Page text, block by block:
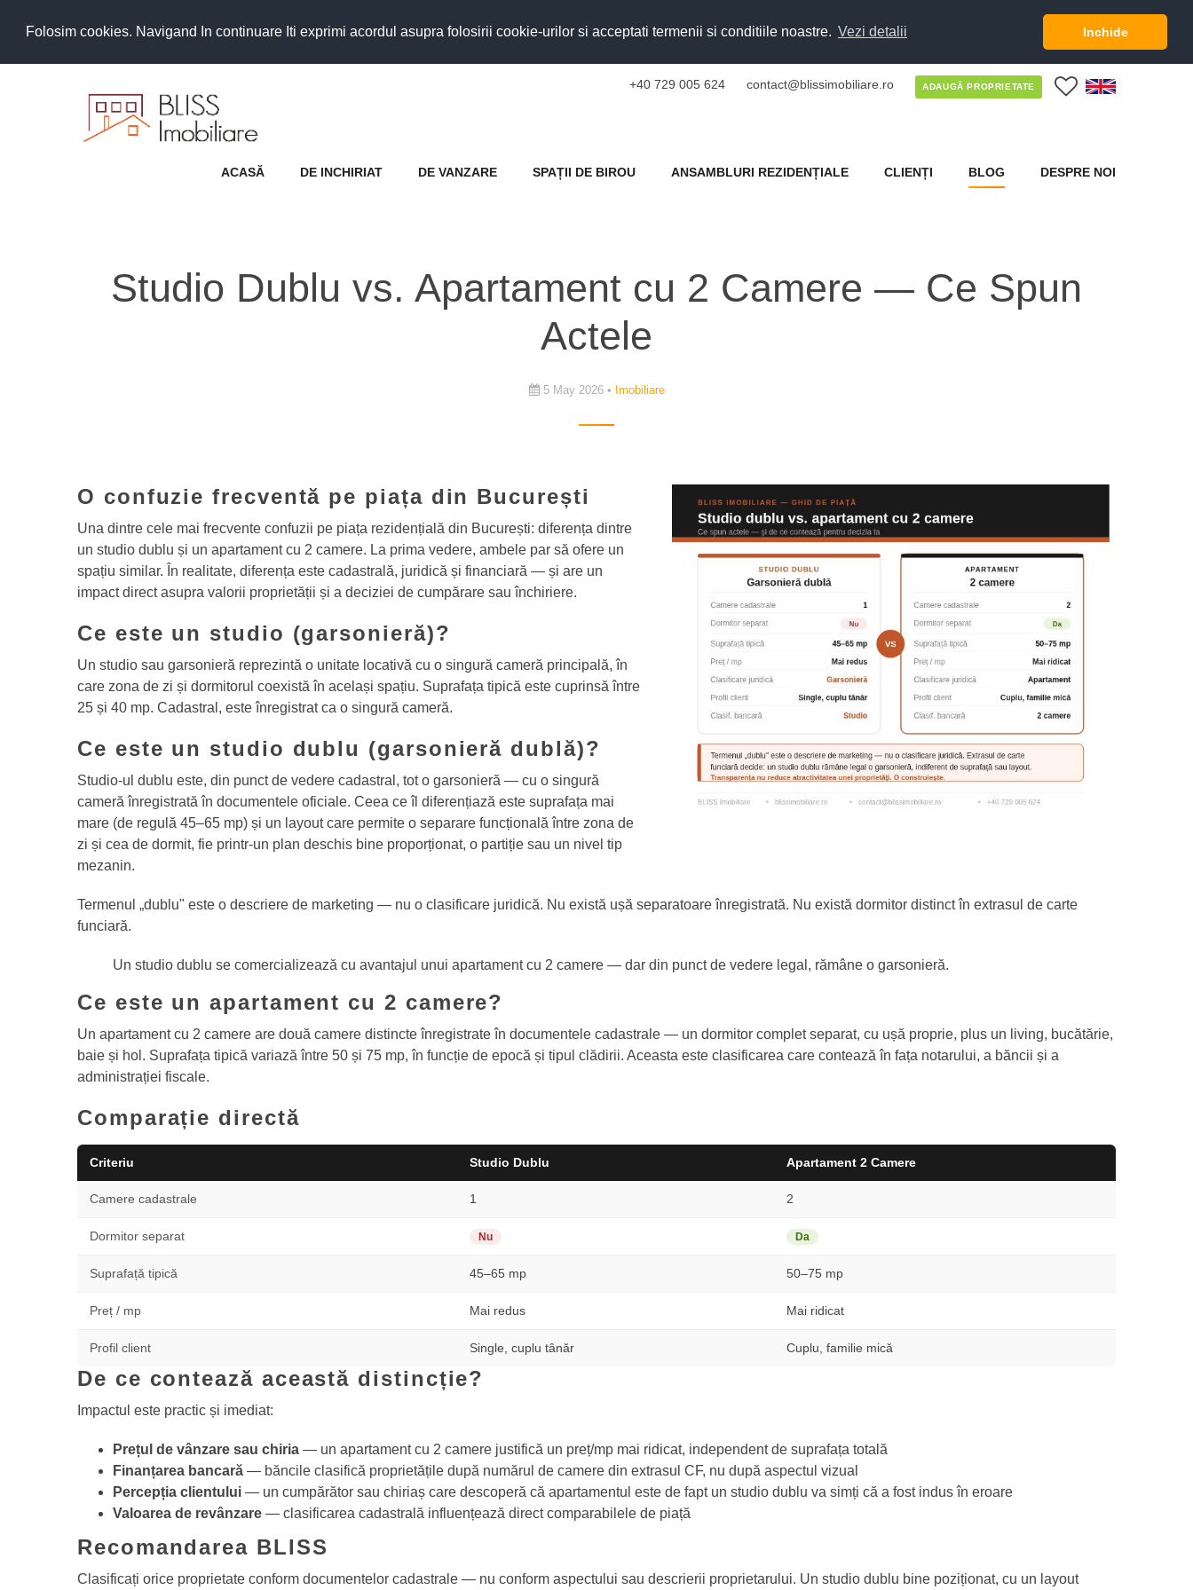
Folosim cookies. Navigand In continuare Iti exprimi acordul asupra folosirii cookie-urilor si acceptati termenii si conditiile noastre. Vezi detalii Inchide
+40 729 005 624 contact@blissimobiliare.ro ADAUGĂ PROPRIETATE
ACASĂ DE INCHIRIAT DE VANZARE SPAȚII DE BIROU ANSAMBLURI REZIDENȚIALE CLIENȚI BLOG DESPRE NOI
Studio Dublu vs. Apartament cu 2 Camere — Ce Spun
Actele
5 May 2026 • Imobiliare
O confuzie frecventă pe piața din București
Una dintre cele mai frecvente confuzii pe piața rezidențială din București: diferența dintre
un studio dublu și un apartament cu 2 camere. La prima vedere, ambele par să ofere un
spațiu similar. În realitate, diferența este cadastrală, juridică și financiară — și are un
impact direct asupra valorii proprietății și a deciziei de cumpărare sau închiriere.
Ce este un studio (garsonieră)?
Un studio sau garsonieră reprezintă o unitate locativă cu o singură cameră principală, în
care zona de zi și dormitorul coexistă în același spațiu. Suprafața tipică este cuprinsă între
25 și 40 mp. Cadastral, este înregistrat ca o singură cameră.
Ce este un studio dublu (garsonieră dublă)?
Studio-ul dublu este, din punct de vedere cadastral, tot o garsonieră — cu o singură
cameră înregistrată în documentele oficiale. Ceea ce îl diferențiază este suprafața mai
mare (de regulă 45–65 mp) și un layout care permite o separare funcțională între zona de
zi și cea de dormit, fie printr-un plan deschis bine proporționat, o partiție sau un nivel tip
mezanin.
Termenul „dublu" este o descriere de marketing — nu o clasificare juridică. Nu există ușă separatoare înregistrată. Nu există dormitor distinct în extrasul de carte
funciară.
Un studio dublu se comercializează cu avantajul unui apartament cu 2 camere — dar din punct de vedere legal, rămâne o garsonieră.
Ce este un apartament cu 2 camere?
Un apartament cu 2 camere are două camere distincte înregistrate în documentele cadastrale — un dormitor complet separat, cu ușă proprie, plus un living, bucătărie,
baie și hol. Suprafața tipică variază între 50 și 75 mp, în funcție de epocă și tipul clădirii. Aceasta este clasificarea care contează în fața notarului, a băncii și a
administrației fiscale.
Comparație directă
Criteriu Studio Dublu Apartament 2 Camere
Camere cadastrale 1 2
Dormitor separat Nu Da
Suprafață tipică 45–65 mp 50–75 mp
Preț / mp Mai redus Mai ridicat
Profil client Single, cuplu tânăr Cuplu, familie mică
De ce contează această distincție?
Impactul este practic și imediat:
Prețul de vânzare sau chiria — un apartament cu 2 camere justifică un preț/mp mai ridicat, independent de suprafața totală
Finanțarea bancară — băncile clasifică proprietățile după numărul de camere din extrasul CF, nu după aspectul vizual
Percepția clientului — un cumpărător sau chiriaș care descoperă că apartamentul este de fapt un studio dublu va simți că a fost indus în eroare
Valoarea de revânzare — clasificarea cadastrală influențează direct comparabilele de piață
Recomandarea BLISS
Clasificați orice proprietate conform documentelor cadastrale — nu conform aspectului sau descrierii proprietarului. Un studio dublu bine poziționat, cu un layout